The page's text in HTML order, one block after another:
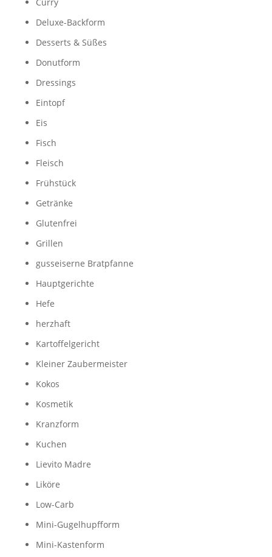
Deluxe-Backform
Desserts & Süßes
Donutform
Dressings
Eintopf
Eis
Fisch
Fleisch
Frühstück
Getränke
Glutenfrei
Grillen
gusseiserne Bratpfanne
Hauptgerichte
Hefe
herzhaft
Kartoffelgericht
Kleiner Zaubermeister
Kokos
Kosmetik
Kranzform
Kuchen
Lievito Madre
Liköre
Low-Carb
Mini-Gugelhupfform
Mini-Kastenform